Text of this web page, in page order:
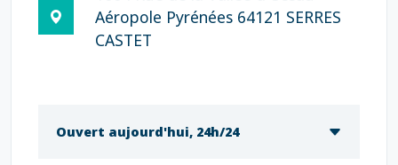
Aéropole Pyrénées 64121 SERRES
CASTET
Ouvert aujourd'hui, 24h/24